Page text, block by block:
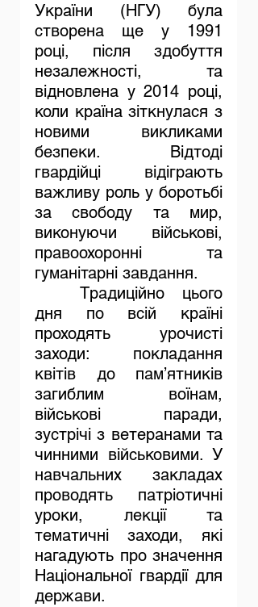
України (НГУ) була
створена ще у 1991
році, після здобуття
незалежності, та
відновлена у 2014 році,
коли країна зіткнулася з
новими викликами
безпеки. Відтоді
гвардійці відіграють
важливу роль у боротьбі
за свободу та мир,
виконуючи військові,
правоохоронні та
гуманітарні завдання.
дня по всій країні
проходять урочисті
заходи: покладання
квітів до пам’ятників
загиблим воїнам,
військові паради,
зустрічі з ветеранами та
чинними військовими. У
навчальних закладах
проводять патріотичні
уроки, лекції та
тематичні заходи, які
нагадують про значення
Національної гвардії для
держави.